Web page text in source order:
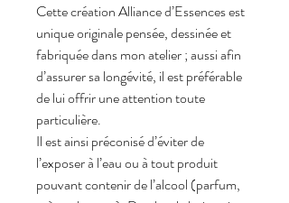
Cette création Alliance d’Essences est
unique originale pensée, dessinée et
fabriquée dans mon atelier ; aussi afin
d’assurer sa longévité, il est préférable
de lui offrir une attention toute
particulière.
Il est ainsi préconisé d’éviter de
l’exposer à l’eau ou à tout produit
pouvant contenir de l’alcool (parfum,